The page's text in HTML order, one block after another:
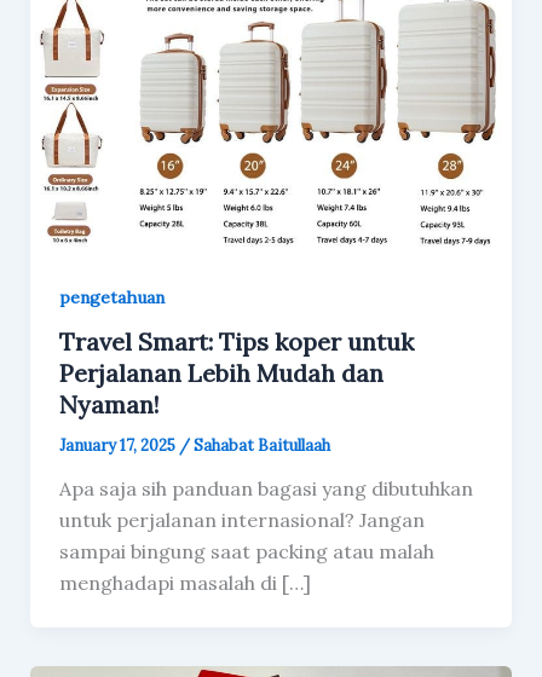
pengetahuan
Travel Smart: Tips koper untuk
Perjalanan Lebih Mudah dan
Nyaman!
January 17, 2025 /Sahabat Baitullaah
Apa saja sih panduan bagasi yang dibutuhkan
untuk perjalanan internasional? Jangan
sampai bingung saat packing atau malah
menghadapi masalah di […]